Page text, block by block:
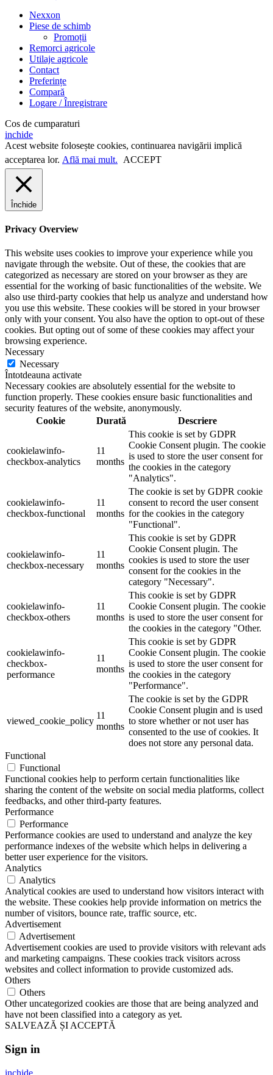
Nexxon
Piese de schimb
Promoții
Remorci agricole
Utilaje agricole
Contact
Preferințe
Compară
Logare / Înregistrare
Cos de cumparaturi
inchide
Acest website folosește cookies, continuarea navigării implică
acceptarea lor. Află mai mult. ACCEPT
Închide
Privacy Overview
This website uses cookies to improve your experience while you
navigate through the website. Out of these, the cookies that are
categorized as necessary are stored on your browser as they are
essential for the working of basic functionalities of the website. We
also use third-party cookies that help us analyze and understand how
you use this website. These cookies will be stored in your browser
only with your consent. You also have the option to opt-out of these
cookies. But opting out of some of these cookies may affect your
browsing experience.
Necessary
Necessary
Întotdeauna activate
Necessary cookies are absolutely essential for the website to
function properly. These cookies ensure basic functionalities and
security features of the website, anonymously.
Cookie
Durată Descriere
cookielawinfo-
checkbox-analytics
11
months
This cookie is set by GDPR
Cookie Consent plugin. The cookie
is used to store the user consent for
the cookies in the category
"Analytics".
cookielawinfo-
checkbox-functional
11
months
The cookie is set by GDPR cookie
consent to record the user consent
for the cookies in the category
"Functional".
cookielawinfo-
checkbox-necessary
11
months
This cookie is set by GDPR
Cookie Consent plugin. The
cookies is used to store the user
consent for the cookies in the
category "Necessary".
cookielawinfo-
checkbox-others
11
months
This cookie is set by GDPR
Cookie Consent plugin. The cookie
is used to store the user consent for
the cookies in the category "Other.
cookielawinfo-
checkbox-
performance
11
months
This cookie is set by GDPR
Cookie Consent plugin. The cookie
is used to store the user consent for
the cookies in the category
"Performance".
viewed_cookie_policy
11
months
The cookie is set by the GDPR
Cookie Consent plugin and is used
to store whether or not user has
consented to the use of cookies. It
does not store any personal data.
Functional
Functional
Functional cookies help to perform certain functionalities like
sharing the content of the website on social media platforms, collect
feedbacks, and other third-party features.
Performance
Performance
Performance cookies are used to understand and analyze the key
performance indexes of the website which helps in delivering a
better user experience for the visitors.
Analytics
Analytics
Analytical cookies are used to understand how visitors interact with
the website. These cookies help provide information on metrics the
number of visitors, bounce rate, traffic source, etc.
Advertisement
Advertisement
Advertisement cookies are used to provide visitors with relevant ads
and marketing campaigns. These cookies track visitors across
websites and collect information to provide customized ads.
Others
Others
Other uncategorized cookies are those that are being analyzed and
have not been classified into a category as yet.
SALVEAZĂ ȘI ACCEPTĂ
Sign in
inchide